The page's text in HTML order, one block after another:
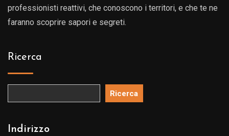
professionisti reattivi, che conoscono i territori, e che te ne
faranno scoprire sapori e segreti.
Ricerca
Ricerca
Indirizzo